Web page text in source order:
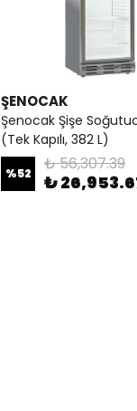
ŞENOCAK
Şenocak Şişe
(Tek Kapılı, 382 L)
%52 ₺ 56,307.39
₺